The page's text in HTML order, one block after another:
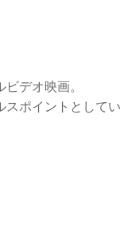
デオ映画。
スポイントとしてい